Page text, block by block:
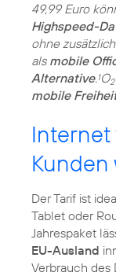
49,99 Euro
Highspeed-
ohne
als mobile
Alternative.1O2
mobile
Kunden
Der Tarif ist
Tablet oder
Jahrespaket
EU-Ausland
Verbrauch des